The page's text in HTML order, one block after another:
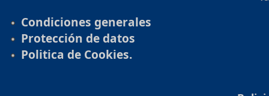
Condiciones generales
Protección de datos
Politica de Cookies.